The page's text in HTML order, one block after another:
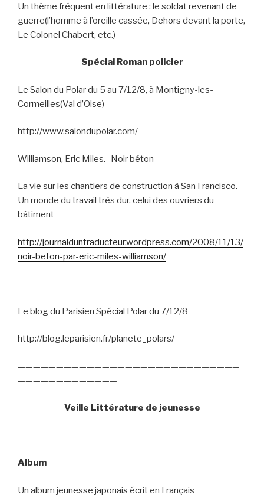
Un thème fréquent en littérature : le soldat revenant de
guerre(l’homme à l’oreille cassée, Dehors devant la porte,
Le Colonel Chabert, etc.)
Spécial Roman policier
Le Salon du Polar du 5 au 7/12/8, à Montigny-les-
Cormeilles(Val d’Oise)
http://www.salondupolar.com/
Williamson, Eric Miles.- Noir béton
La vie sur les chantiers de construction à San Francisco.
Un monde du travail très dur, celui des ouvriers du
bâtiment
http://journalduntraducteur.wordpress.com/2008/11/13/
noir-beton-par-eric-miles-williamson/
Le blog du Parisien Spécial Polar du 7/12/8
http://blog.leparisien.fr/planete_polars/
—————————————————————————————
—————————————
Veille Littérature de jeunesse
Album
Un album jeunesse japonais écrit en Français